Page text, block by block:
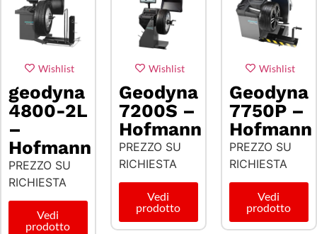
Wishlist
geodyna
4800-2L
–
Hofmann
PREZZO SU
RICHIESTA
Vedi
prodotto
Wishlist
Geodyna
7200S –
Hofmann
PREZZO SU
RICHIESTA
Vedi
prodotto
Wishlist
Geodyna
7750P –
Hofmann
PREZZO SU
RICHIESTA
Vedi
prodotto